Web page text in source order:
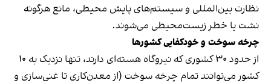
نظارت بین‌المللی و سیستم‌های پایش محیطی، مانع هرگونه
نشت یا خطر زیست‌محیطی می‌شوند.
چرخه سوخت و خودکفایی کشورها
از حدود ۳۰ کشوری که نیروگاه هسته‌ای دارند، تنها نزدیک به ۱۰
کشور می‌توانند تمام چرخه سوخت (از معدن‌کاری تا غنی‌سازی و